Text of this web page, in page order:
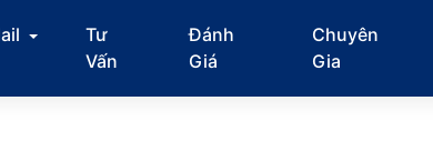
Tư
Vấn
Đánh
Giá
Chuyên
Gia